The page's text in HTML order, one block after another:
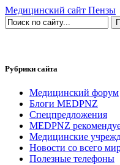
Медицинский сайт Пензы
Рубрики сайта
Медицинский форум
Блоги MEDPNZ
Спецпредложения
MEDPNZ
Медицинские
Новости со всего
Полезные телефоны